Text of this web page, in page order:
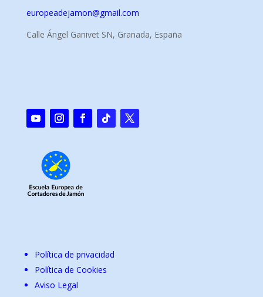
europeadejamon@gmail.com
Calle Ángel Ganivet SN, Granada, España
Política de privacidad
Política de Cookies
Aviso Legal